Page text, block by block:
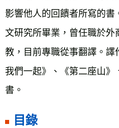
影響他人的回饋者所寫的書
文研究所畢業，曾任職於外
教，目前專職從事翻譯。譯
我們一起》、《第二座山
書。
目錄